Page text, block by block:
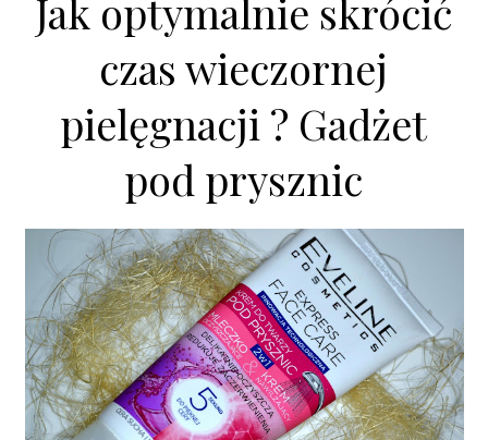
Jak optymalnie skrócić
czas wieczornej
pielęgnacji ? Gadżet
pod prysznic